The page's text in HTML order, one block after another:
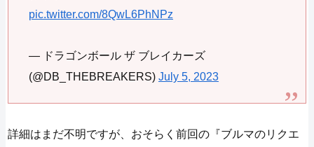
pic.twitter.com/8QwL6PhNPz
— ドラゴンボール ザ ブレイカーズ
(@DB_THEBREAKERS) July 5, 2023
詳細はまだ不明ですが、おそらく前回の『ブルマのリクエ